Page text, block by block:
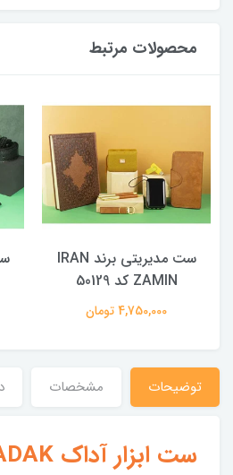
محصولات مرتبط
ست مدیریتی برند IRAN
ZAMIN کد 50129
4,750,000 تومان
توضیحات مشخصات
ست ابزار آداک ADAK